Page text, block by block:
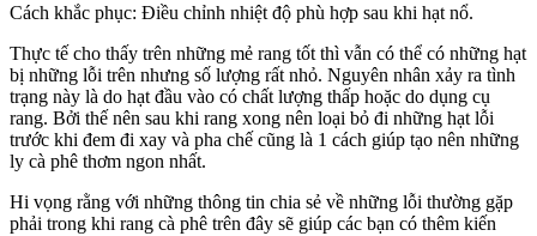
Cách khắc phục: Điều chỉnh nhiệt độ phù hợp sau khi hạt nổ.
Thực tế cho thấy trên những mẻ rang tốt thì vẫn có thể có những hạt
bị những lỗi trên nhưng số lượng rất nhỏ. Nguyên nhân xảy ra tình
trạng này là do hạt đầu vào có chất lượng thấp hoặc do dụng cụ
rang. Bởi thế nên sau khi rang xong nên loại bỏ đi những hạt lỗi
trước khi đem đi xay và pha chế cũng là 1 cách giúp tạo nên những
ly cà phê thơm ngon nhất.
Hi vọng rằng với những thông tin chia sẻ về những lỗi thường gặp
phải trong khi rang cà phê trên đây sẽ giúp các bạn có thêm kiến